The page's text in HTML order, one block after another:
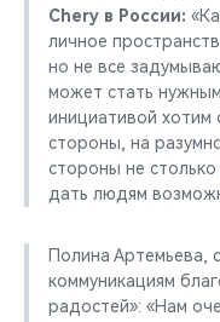
Chery в России:
личное
но не все
может стать
инициативой хотим
стороны, на
стороны не
дать людям
Полина Артемьева,
коммуникациям
радостей»: «Нам